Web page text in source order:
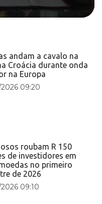
andam a cavalo na
Croácia durante onda
na Europa
09:20
roubam R 150
de investidores em
no primeiro
de 2026
09:10